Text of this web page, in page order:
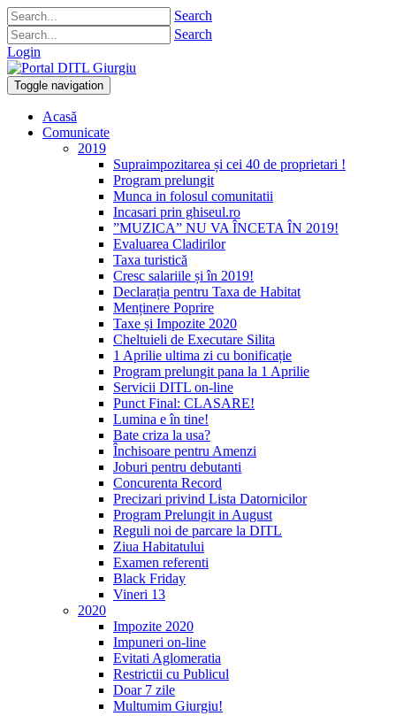
Search
Search
Login
Toggle navigation
Acasă
Comunicate
2019
Supraimpozitarea și cei 40 de proprietari !
Program prelungit
Munca in folosul comunitatii
Incasari prin ghiseul.ro
”MUZICA” NU VA ÎNCETA ÎN 2019!
Evaluarea Cladirilor
Taxa turistică
Cresc salariile și în 2019!
Declarația pentru Taxa de Habitat
Menținere Poprire
Taxe și Impozite 2020
Cheltuieli de Executare Silita
1 Aprilie ultima zi cu bonificație
Program prelungit pana la 1 Aprilie
Servicii DITL on-line
Punct Final: CLASARE!
Lumina e în tine!
Bate criza la usa?
Închisoare pentru Amenzi
Joburi pentru debutanti
Concurenta Record
Precizari privind Lista Datornicilor
Program Prelungit in August
Reguli noi de parcare la DITL
Ziua Habitatului
Examen referenti
Black Friday
Vineri 13
2020
Impozite 2020
Impuneri on-line
Evitati Aglomeratia
Restrictii cu Publicul
Doar 7 zile
Multumim Giurgiu!